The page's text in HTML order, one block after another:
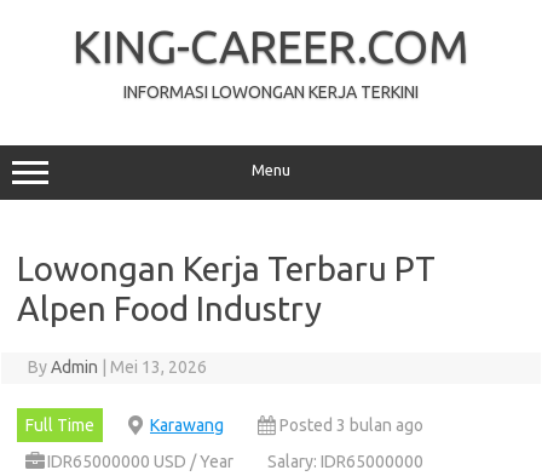
KING-CAREER.COM
INFORMASI LOWONGAN KERJA TERKINI
Menu
Lowongan Kerja Terbaru PT
Alpen Food Industry
ByAdmin Mei 13, 2026
Full Time Karawang
Posted 3 bulan ago
IDR65000000 USD / Year
Salary: IDR65000000